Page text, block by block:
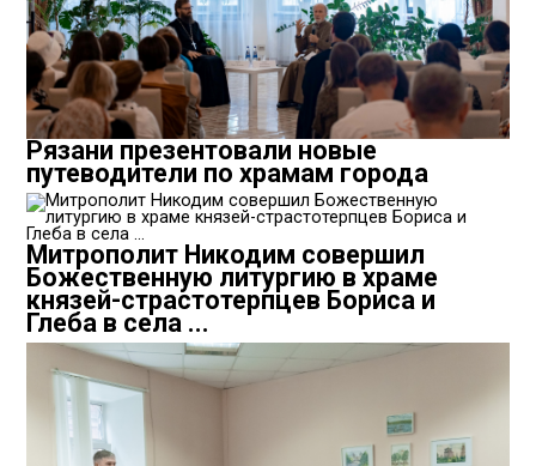
Рязани презентовали новые
путеводители по храмам города
Митрополит Никодим совершил
Божественную литургию в храме
князей-страстотерпцев Бориса и
Глеба в села ...